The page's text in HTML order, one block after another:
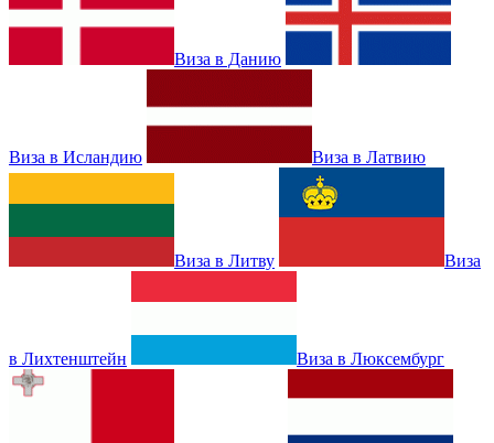
Виза в Данию
Виза в Исландию Виза в Латвию
Виза в Литву Виза
в Лихтенштейн Виза в Люксембург